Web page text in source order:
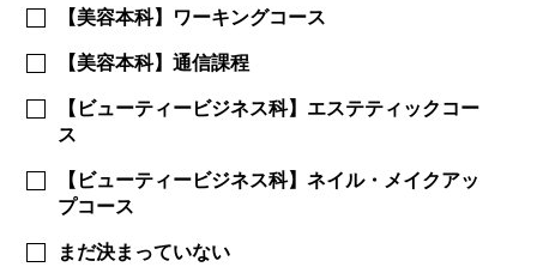
【美容本科】ワーキングコース
【美容本科】通信課程
【ビューティービジネス科】エステティックコー
ス
【ビューティービジネス科】ネイル・メイクアッ
プコース
まだ決まっていない